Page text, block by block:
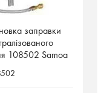
заправки
108502 Samoa